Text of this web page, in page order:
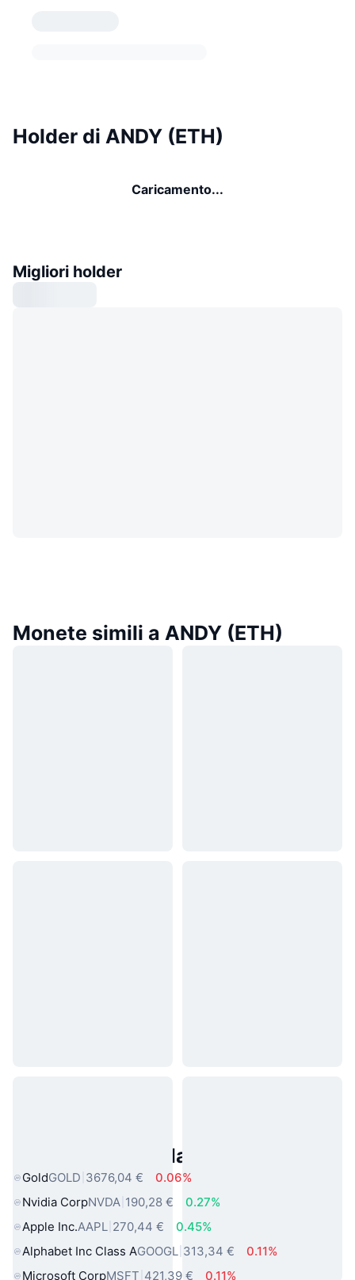
Holder di ANDY (ETH)
Caricamento...
Migliori holder
Monete simili a ANDY (ETH)
Asset reali popolari
GoldGOLD 3676,04 €
0.06%
Nvidia CorpNVDA 190,28 €
0.27%
Apple Inc.AAPL 270,44 €
0.45%
Alphabet Inc Class AGOOGL 313,34 €
0.11%
Microsoft CorpMSFT 421,39 € 0.11%